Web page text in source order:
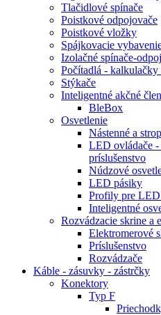
Tlačidlové spínače
Poistkové odpojovače
Poistkové vložky
Spájkovacie
Izolačné spínače-
Počítadlá - kalkulačky
Stýkače
Inteligentné akčné
BleBox
Osvetlenie
Nástenné a
LED ovládače
príslušenstvo
Núdzové
LED pásiky
Profily pre
Inteligentné
Rozvádzacie skrine a
Elektromerové
Príslušenstvo
Rozvádzače
Káble - zásuvky - zástrčky
Konektory
Typ F